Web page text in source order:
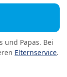
und Papas. Bei
Elternservice.